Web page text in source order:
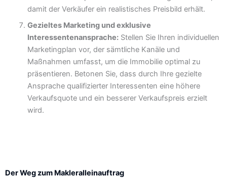
damit der Verkäufer ein realistisches Preisbild erhält.
Gezieltes Marketing und exklusive
Interessentenansprache:Stellen Sie Ihren individuellen
Marketingplan vor, der sämtliche Kanäle und
Maßnahmen umfasst, um die Immobilie optimal zu
präsentieren. Betonen Sie, dass durch Ihre gezielte
Ansprache qualifizierter Interessenten eine höhere
Verkaufsquote und ein besserer Verkaufspreis erzielt
wird.
Der Weg zum Makleralleinauftrag